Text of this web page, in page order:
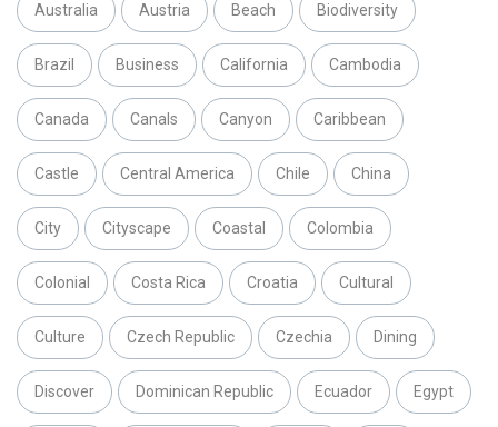
Australia Austria Beach Biodiversity
Brazil Business California Cambodia
Canada Canals Canyon Caribbean
Castle Central America Chile China
City Cityscape Coastal Colombia
Colonial Costa Rica Croatia Cultural
Culture Czech Republic Czechia Dining
Discover Dominican Republic Ecuador Egypt